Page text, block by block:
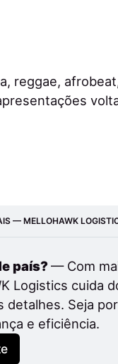
reggae,
— MELLOHAWK
país? — Com
Logistics cuida
detalhes. Seja
e eficiência.